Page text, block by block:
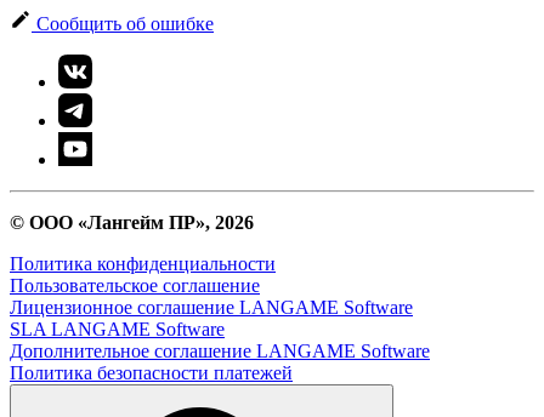
Сообщить об ошибке
© ООО «Лангейм ПР», 2026
Политика конфиденциальности
Пользовательское соглашение
Лицензионное соглашение LANGAME Software
SLA LANGAME Software
Дополнительное соглашение LANGAME Software
Политика безопасности платежей